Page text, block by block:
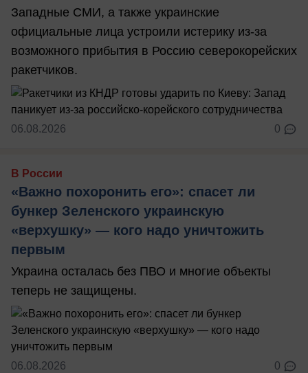
Западные СМИ, а также украинские
официальные лица устроили истерику из-за
возможного прибытия в Россию северокорейских
ракетчиков.
06.08.2026 0
В России
«Важно похоронить его»: спасет ли
бункер Зеленского украинскую
«верхушку» — кого надо уничтожить
первым
Украина осталась без ПВО и многие объекты
теперь не защищены.
06.08.2026 0